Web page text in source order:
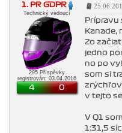
1. PR GDPR
Technický vedoucí
295 Příspěvky
registrován: 03.04.2016
4 0
Prípravu
Kanade,
Zo
jedno
no po
som si
v tejto
V Q1
1:31,5